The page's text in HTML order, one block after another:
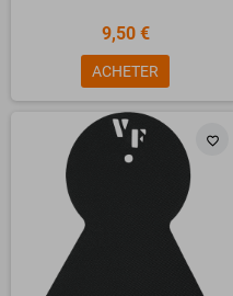
9,50 €
ACHETER
favorite_border